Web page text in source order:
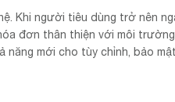
Khi người tiêu dùng trở nên
đơn thân thiện với môi
mới cho tùy chỉnh, bảo